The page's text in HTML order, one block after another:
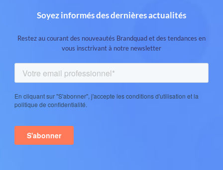
Soyez informés des dernières actualités
Restez au courant des nouveautés Brandquad et des tendances en
vous insctrivant à notre newsletter